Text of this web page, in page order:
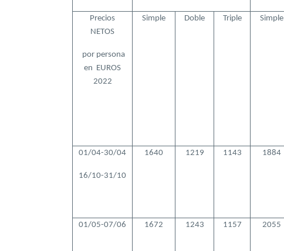
Precios
NETOS
por persona
en EUROS
2022
Simple Doble Triple Simple
01/04-30/04
16/10-31/10
1640 1219 1143 1884
01/05-07/06 1672 1243 1157 2055